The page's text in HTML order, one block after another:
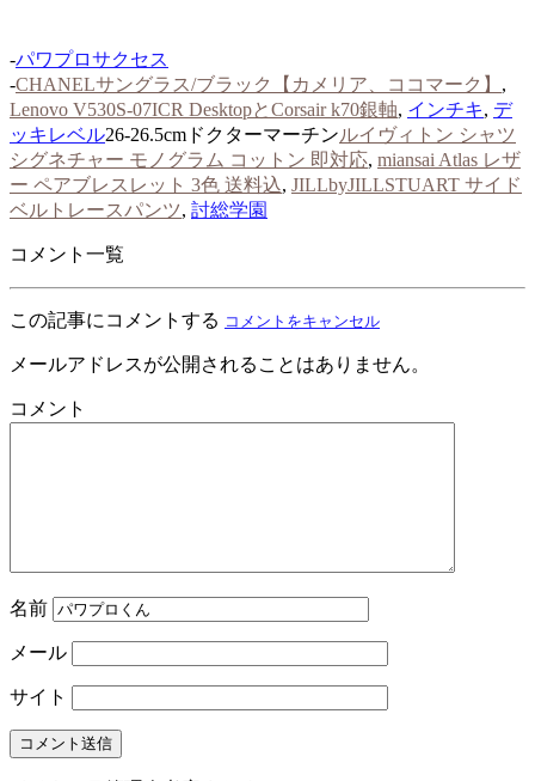
-パワプロサクセス
-CHANELサングラス/ブラック【カメリア、ココマーク】 ,
Lenovo V530S-07ICR DesktopとCorsair k70銀軸, インチキ, デ
ッキレベル26-26.5cmドクターマーチンルイヴィトン シャツ
シグネチャー モノグラム コットン 即対応, miansai Atlas レザ
ー ペアブレスレット 3色 送料込, JILLbyJILLSTUART サイド
ベルトレースパンツ, 討総学園
コメント一覧
この記事にコメントする コメントをキャンセル
メールアドレスが公開されることはありません。
コメント
名前
メール
サイト